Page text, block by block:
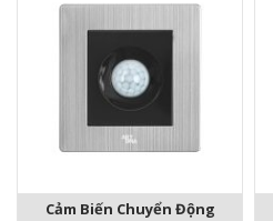
Cảm Biến Chuyển Động